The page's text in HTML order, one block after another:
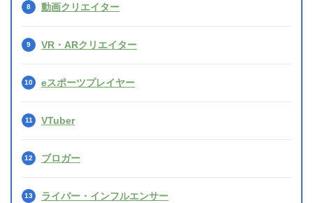
動画クリエイター
VR・ARクリエイター
eスポーツプレイヤー
VTuber
ブロガー
ライバー・インフルエンサー